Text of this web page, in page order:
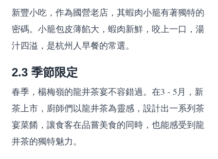
新豐小吃，作為國營老店，其蝦肉小籠有著獨特的
密碼。小籠包皮薄餡大，蝦肉新鮮，咬上一口，湯
汁四溢，是杭州人早餐的常選。
2.3 季節限定
春季，楊梅嶺的龍井茶宴不容錯過。在3 - 5月，新
茶上市，廚師們以龍井茶為靈感，設計出一系列茶
宴菜餚，讓食客在品嘗美食的同時，也能感受到龍
井茶的獨特魅力。